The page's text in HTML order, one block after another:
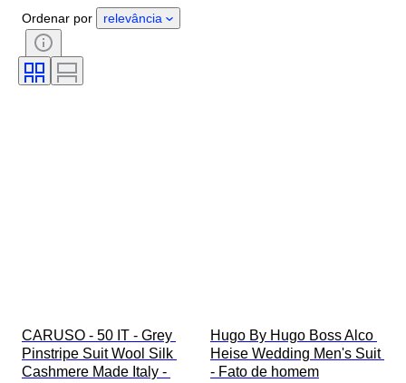
Estado
Estilo
Cor
Tamanho no artigo
Padrão
Ordenar por relevância
CARUSO - 50 IT - Grey
Pinstripe Suit Wool Silk
Cashmere Made Italy -
Hugo By Hugo Boss Alco
Heise Wedding Men's Suit
- Fato de homem